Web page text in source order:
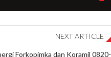
NEXT ARTICLE
Forkopimka dan Koramil 0820-